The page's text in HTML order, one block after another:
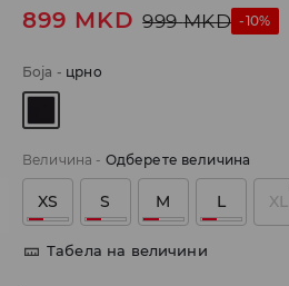
899 MKD 999 MKD -10%
Боја - црно
Величина - Одберете величина
XS S M L XL
Табела на величини